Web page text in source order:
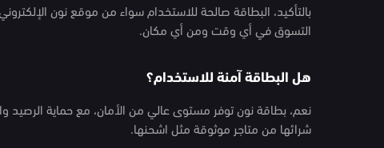
بالتأكيد، البطاقة صالحة للاستخدام سواء من موقع نون
التسوق في أي وقت ومن أي مكان.
هل البطاقة آمنة للاستخدام؟
نعم، بطاقة نون توفر مستوى عالي من الأمان، مع حماية
شرائها من متاجر موثوقة مثل اشحنها.